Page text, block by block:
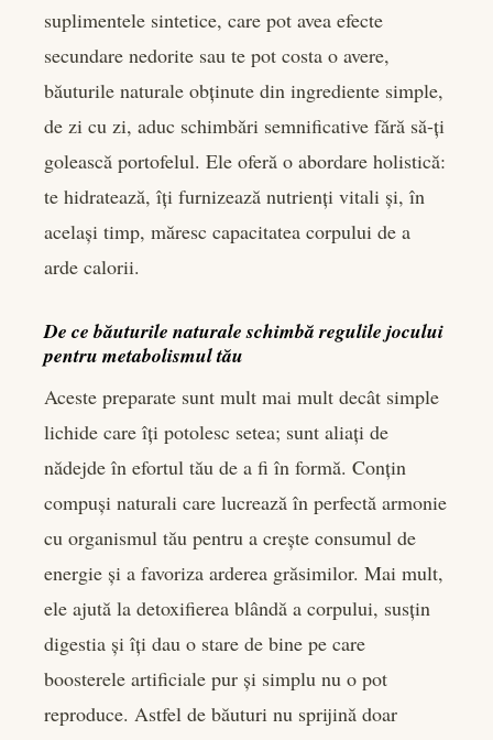
suplimentele sintetice, care pot avea efecte
secundare nedorite sau te pot costa o avere,
băuturile naturale obținute din ingrediente simple,
de zi cu zi, aduc schimbări semnificative fără să-ți
golească portofelul. Ele oferă o abordare holistică:
te hidratează, îți furnizează nutrienți vitali și, în
același timp, măresc capacitatea corpului de a
arde calorii.
De ce băuturile naturale schimbă regulile jocului
pentru metabolismul tău
Aceste preparate sunt mult mai mult decât simple
lichide care îți potolesc setea; sunt aliați de
nădejde în efortul tău de a fi în formă. Conțin
compuși naturali care lucrează în perfectă armonie
cu organismul tău pentru a crește consumul de
energie și a favoriza arderea grăsimilor. Mai mult,
ele ajută la detoxifierea blândă a corpului, susțin
digestia și îți dau o stare de bine pe care
boosterele artificiale pur și simplu nu o pot
reproduce. Astfel de băuturi nu sprijină doar